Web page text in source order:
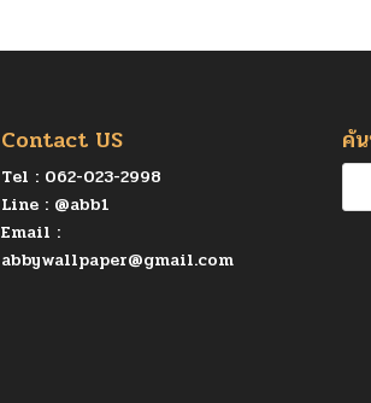
Contact US
Tel : 062-023-2998
Line : @abb1
Email :
abbywallpaper@gmail.com
ค้